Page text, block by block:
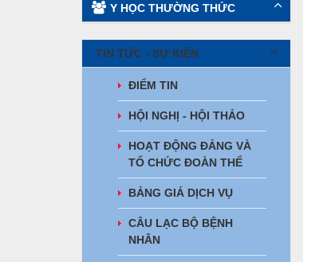
Y HỌC THƯỜNG THỨC
TIN TỨC - SỰ KIỆN
ĐIỂM TIN
HỘI NGHỊ - HỘI THẢO
HOẠT ĐỘNG ĐẢNG VÀ
TỔ CHỨC ĐOÀN THỂ
BẢNG GIÁ DỊCH VỤ
CÂU LẠC BỘ BỆNH
NHÂN